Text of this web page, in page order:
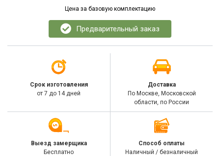
Цена за базовую комплектацию
Предварительный заказ
Срок изготовления
от 7 до 14 дней
Доставка
По Москве, Московской
области, по России
Выезд замерщика
Бесплатно
Способ оплаты
Наличный / безналичный